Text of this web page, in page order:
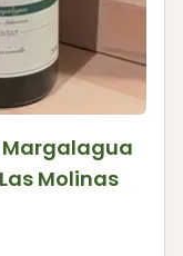
Margalagua
Molinas